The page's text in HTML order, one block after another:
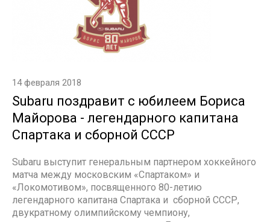
14 февраля 2018
Subaru поздравит с юбилеем Бориса
Майорова - легендарного капитана
Спартака и сборной СССР
Subaru выступит генеральным партнером хоккейного
матча между московским «Спартаком» и
«Локомотивом», посвященного 80-летию
легендарного капитана Спартака и сборной СССР,
двукратному олимпийскому чемпиону,